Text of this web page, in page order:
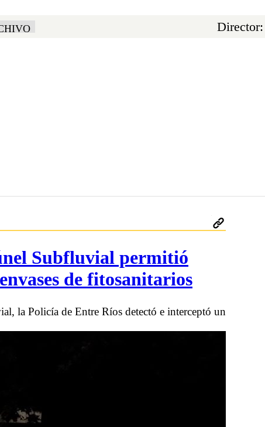
Subfluvial permitió
de fitosanitarios
la Policía de Entre Ríos detectó e interceptó un